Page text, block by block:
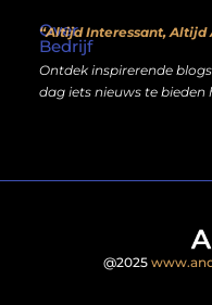
Over
Bedrijf
“Altijd Interessant, Altijd
Ontdek inspirerende
dag iets nieuws te bieden
@2025